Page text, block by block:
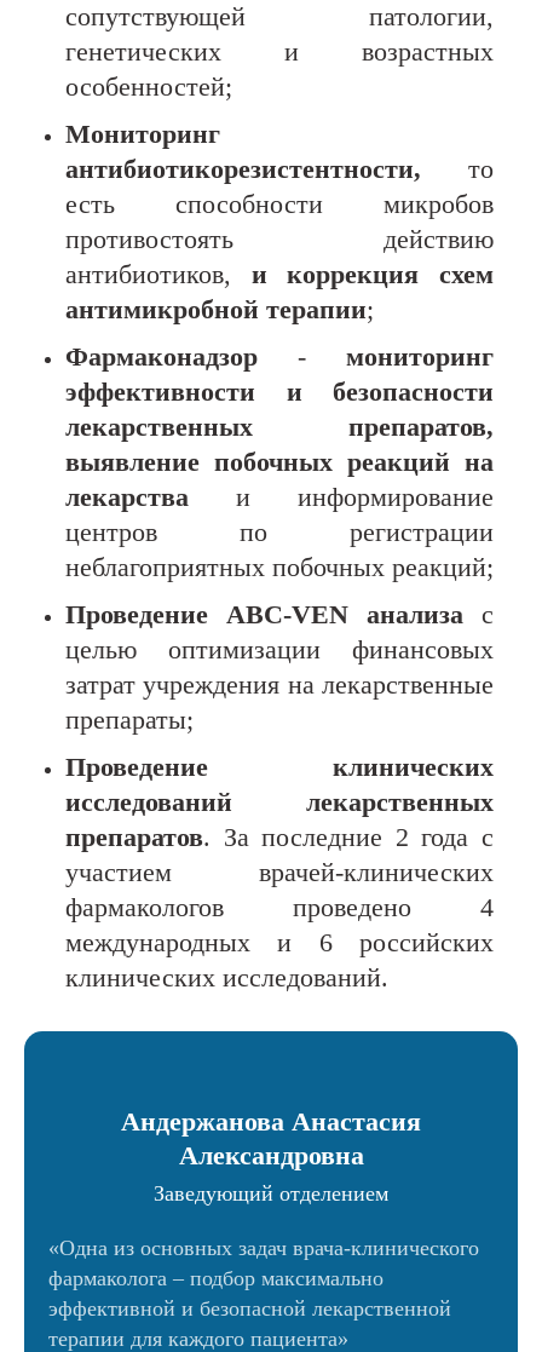
сопутствующей патологии,
генетических и возрастных
особенностей;
Мониторинг
антибиотикорезистентности, то
есть способности микробов
противостоять действию
антибиотиков, и коррекция схем
антимикробной терапии;
Фармаконадзор - мониторинг
эффективности и безопасности
лекарственных препаратов,
выявление побочных реакций на
лекарства и информирование
центров по регистрации
неблагоприятных побочных реакций;
Проведение ABC-VEN анализа с
целью оптимизации финансовых
затрат учреждения на лекарственные
препараты;
Проведение клинических
исследований лекарственных
препаратов. За последние 2 года с
участием врачей-клинических
фармакологов проведено 4
международных и 6 российских
клинических исследований.
Андержанова Анастасия
Александровна
Заведующий отделением
«Одна из основных задач врача-клинического
фармаколога – подбор максимально
эффективной и безопасной лекарственной
терапии для каждого пациента»